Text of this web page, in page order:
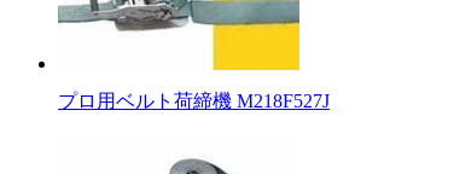
プロ用ベルト荷締機 M218F527J